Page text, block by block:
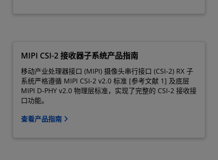
MIPI CSI-2 接收器子系统产品指南
移动产业处理器接口 (MIPI) 摄像头串行接口 (CSI-2) RX 子
系统严格遵循 MIPI CSI-2 v2.0 标准 [参考文献 1] 及底层
MIPI D-PHY v2.0 物理层标准，实现了完整的 CSI-2 接收接
口功能。
查看产品指南